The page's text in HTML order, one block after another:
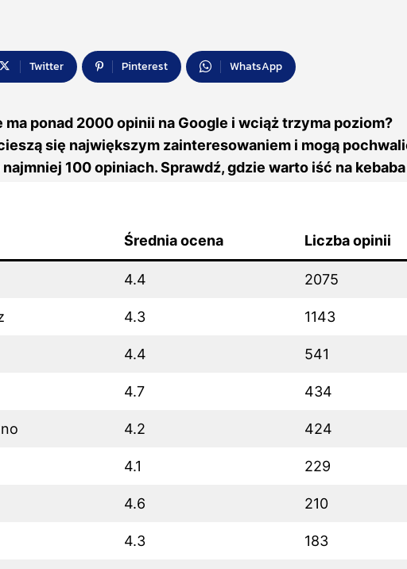
Twitter Pinterest WhatsApp
ma ponad 2000 opinii na Google i wciąż trzyma poziom?
się największym zainteresowaniem i mogą
100 opiniach. Sprawdź, gdzie warto iść na
Średnia ocena Liczba opinii
4.4 2075
4.3 1143
4.4 541
4.7 434
4.2 424
4.1 229
4.6 210
4.3 183